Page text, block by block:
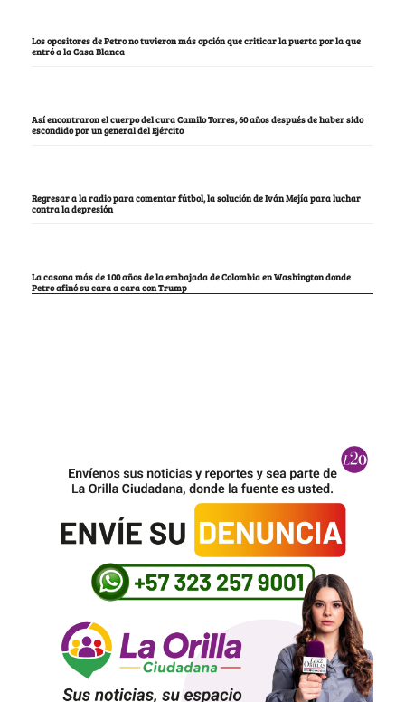
Los opositores de Petro no tuvieron más opción que criticar la puerta por la que
entró a la Casa Blanca
Así encontraron el cuerpo del cura Camilo Torres, 60 años después de haber sido
escondido por un general del Ejército
Regresar a la radio para comentar fútbol, la solución de Iván Mejía para luchar
contra la depresión
La casona más de 100 años de la embajada de Colombia en Washington donde
Petro afinó su cara a cara con Trump